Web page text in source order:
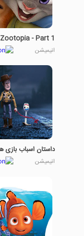
Zootopia - Part 1
انیمیشن
انیمیشن